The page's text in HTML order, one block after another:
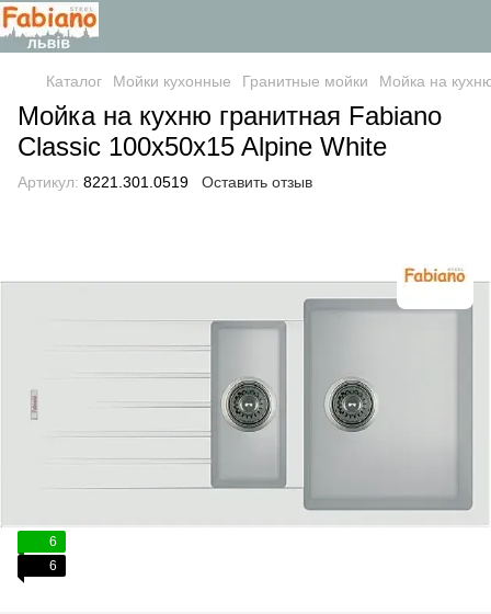
Каталог Мойки кухонные Гранитные мойки Мойка на
Мойка на кухню гранитная Fabiano
Classic 100x50x15 Alpine White
Артикул: 8221.301.0519 Оставить отзыв
6
6